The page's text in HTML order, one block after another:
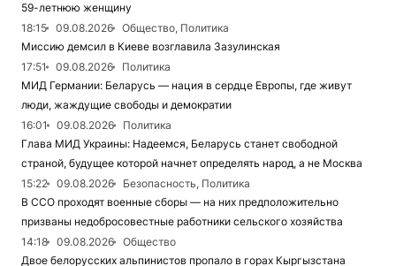
59-летнюю женщину
18:15
09.08.2026
Общество, Политика
Миссию демсил в Киеве возглавила Зазулинская
17:51
09.08.2026
Политика
МИД Германии: Беларусь — нация в сердце Европы, где живут
люди, жаждущие свободы и демократии
16:01
09.08.2026
Политика
Глава МИД Украины: Надеемся, Беларусь станет свободной
страной, будущее которой начнет определять народ, а не Москва
15:22
09.08.2026
Безопасность, Политика
В ССО проходят военные сборы — на них предположительно
призваны недобросовестные работники сельского хозяйства
14:18
09.08.2026
Общество
Двое белорусских альпинистов пропало в горах Кыргызстана